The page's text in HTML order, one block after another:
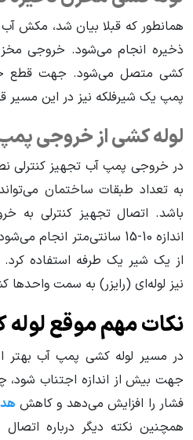
همانطور که قبلا بیان شد، مکش
ذخیره انجام می‌شود. خروجی
کشی متصل می‌شود. جهت قطع
پمپ یک شیرفلکه نیز در این مسیر
لوله کشی از خروجی
در خروجی پمپ آب تجهیز کنترلی
به تعداد طبقات ساختمان
باشد. اتصال تجهیز کنترلی به
اندازه 10-15 سانتی‌متر
از یک شیر یک طرفه استفاده کرد.
نیز لوله‌ای (رایزر) به سمت
نکات مهم موقع
در مسیر لوله کشی پمپ آب بهتر
جهت بیش از اندازه اجتناب شود،
فشار را افزایش می‌دهد و کاهش
همچنین نکته دیگر درباره